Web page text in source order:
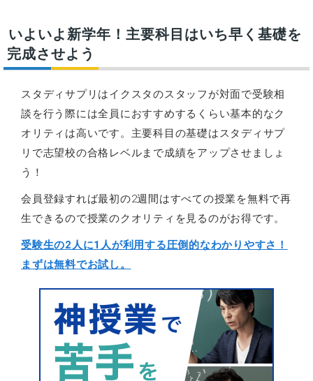
いよいよ新学年！主要科目はいち早く基礎を
完成させよう
スタディサプリはイクスタのスタッフが対面で受験相
談を行う際には全員におすすめするくらい基本的なク
オリティは高いです。主要科目の基礎はスタディサプ
リで志望校の合格レベルまで成績をアップさせましょ
う！
会員登録すれば最初の2週間はすべての授業を無料で再
生できるので授業のクオリティを見るのがお得です。
受験生の2人に1人が利用する圧倒的なわかりやすさ！
まずは無料でお試し。